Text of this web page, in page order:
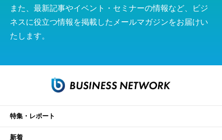
また、最新記事やイベント・セミナーの情報など、ビジ
ネスに役立つ情報を掲載したメールマガジンをお届けい
たします。
特集・レポート
新着